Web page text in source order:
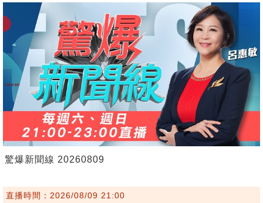
驚爆新聞線 20260809
直播時間：2026/08/09 21:00